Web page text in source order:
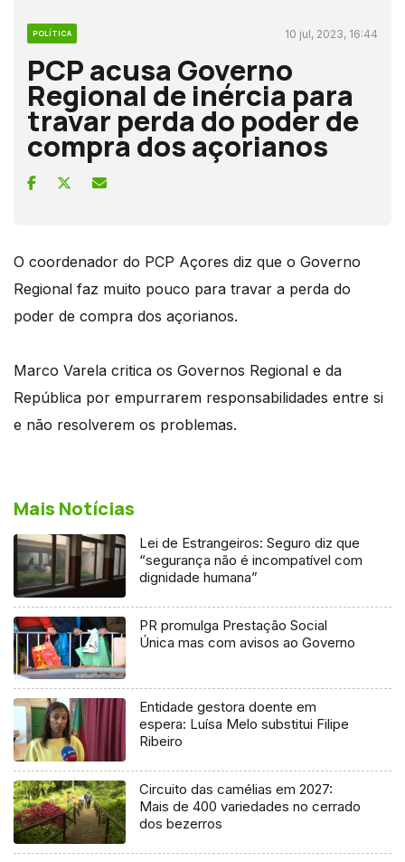
POLÍTICA 10 jul, 2023, 16:44
PCP acusa Governo
Regional de inércia para
travar perda do poder de
compra dos açorianos
O coordenador do PCP Açores diz que o Governo
Regional faz muito pouco para travar a perda do
poder de compra dos açorianos.
Marco Varela critica os Governos Regional e da
República por empurrarem responsabilidades entre si
e não resolverem os problemas.
Mais Notícias
Lei de Estrangeiros: Seguro diz que
“segurança não é incompatível com
dignidade humana”
PR promulga Prestação Social
Única mas com avisos ao Governo
Entidade gestora doente em
espera: Luísa Melo substitui Filipe
Ribeiro
Circuito das camélias em 2027:
Mais de 400 variedades no cerrado
dos bezerros